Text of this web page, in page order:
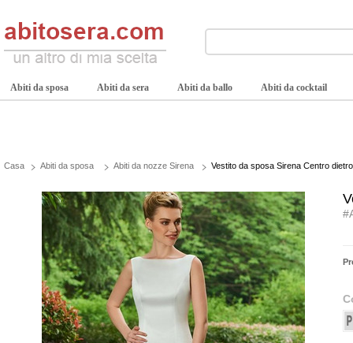
Abiti da sposa Abiti da sera Abiti da ballo Abiti da cocktail
Casa Abiti da sposa Abiti da nozze Sirena Vestito da sposa Sirena Centro